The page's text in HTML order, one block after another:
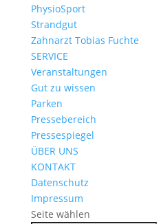
PhysioSport
Strandgut
Zahnarzt Tobias Fuchte
SERVICE
Veranstaltungen
Gut zu wissen
Parken
Pressebereich
Pressespiegel
ÜBER UNS
KONTAKT
Datenschutz
Impressum
Seite wählen